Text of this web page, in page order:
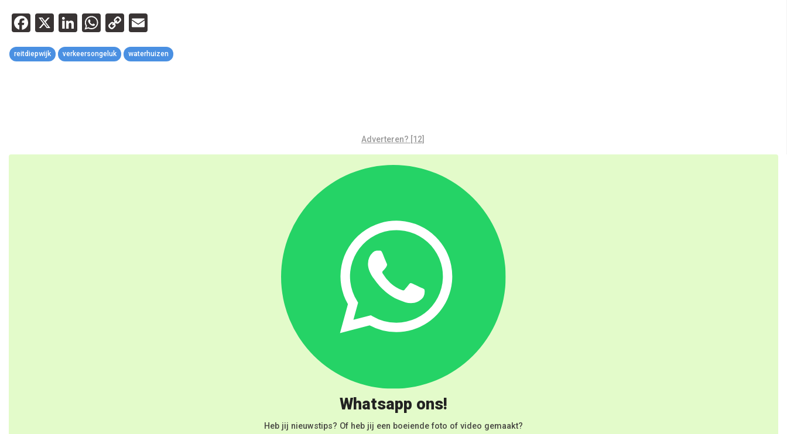
Facebook
X LinkedIn
WhatsApp
Copy
Link
reitdiepwijk verkeersongeluk waterhuizen
Adverteren? [12]
Whatsapp ons!
Heb jij nieuwstips? Of heb jij een boeiende foto of video gemaakt?